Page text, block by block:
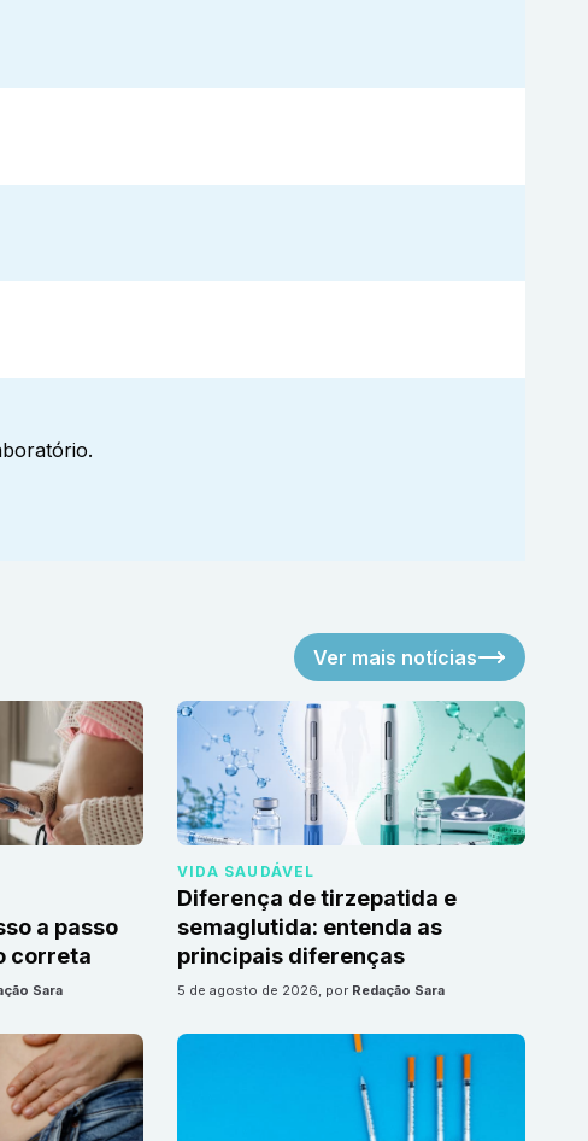
Ver mais notícias
a passo
correta
Sara
VIDA SAUDÁVEL
Diferença de tirzepatida e
semaglutida: entenda as
principais diferenças
5 de agosto de 2026, por Redação Sara